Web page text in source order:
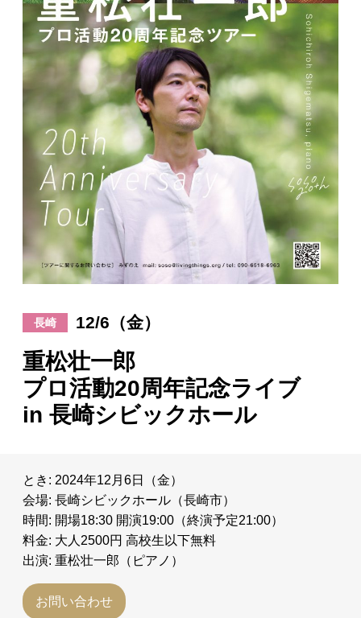
オンライン・ショップ
ギャラリー
日々のレポート
Specials
プロフィール
演奏依頼
長崎 12/6（金）
重松壮一郎
プロ活動20周年記念ライブ
in 長崎シビックホール
とき: 2024年12月6日（金）
会場: 長崎シビックホール（長崎市）
時間: 開場18:30 開演19:00（終演予定21:00）
料金: 大人2500円 高校生以下無料
出演: 重松壮一郎（ピアノ）
お問い合わせ